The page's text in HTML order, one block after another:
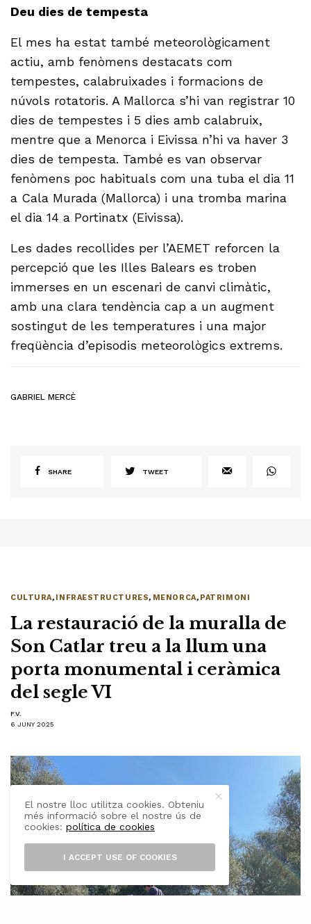
Deu dies de tempesta
El mes ha estat també meteorològicament
actiu, amb fenòmens destacats com
tempestes, calabruixades i formacions de
núvols rotatoris. A Mallorca s’hi van registrar 10
dies de tempestes i 5 dies amb calabruix,
mentre que a Menorca i Eivissa n’hi va haver 3
dies de tempesta. També es van observar
fenòmens poc habituals com una tuba el dia 11
a Cala Murada (Mallorca) i una tromba marina
el dia 14 a Portinatx (Eivissa).
Les dades recollides per l’AEMET reforcen la
percepció que les Illes Balears es troben
immerses en un escenari de canvi climàtic,
amb una clara tendència cap a un augment
sostingut de les temperatures i una major
freqüència d’episodis meteorològics extrems.
GABRIEL MERCÈ
SHARE TWEET
CULTURA, INFRAESTRUCTURES, MENORCA, PATRIMONI
La restauració de la muralla de
Son Catlar treu a la llum una
porta monumental i ceràmica
del segle VI
F.V.
6 JUNY 2025
El nostre lloc utilitza cookies. Obteniu
més informació sobre el nostre ús de
cookies:política de cookies
I ACCEPT USE OF COOKIES